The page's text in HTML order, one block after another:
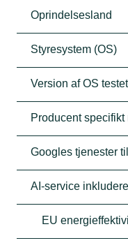
Oprindelsesland
Styresystem (OS)
Version af OS testet
Producent specifikt
Googles tjenester
AI-service
EU